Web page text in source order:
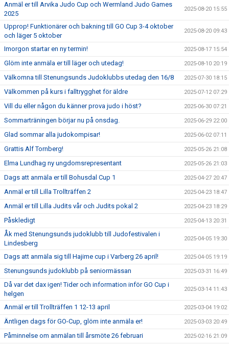
Anmäl er till Arvika Judo Cup och Wermland Judo Games
2025
2025-08-20 15:55
Upprop! Funktionärer och bakning till GO Cup 3-4 oktober
och läger 5 oktober
2025-08-20 09:43
Imorgon startar en ny termin! 2025-08-17 15:54
Glöm inte anmäla er till läger och utedag! 2025-08-10 20:19
Välkomna till Stenungsunds Judoklubbs utedag den 16/8 2025-07-30 18:15
Välkommen på kurs i falltrygghet för äldre 2025-07-12 07:29
Vill du eller någon du känner prova judo i höst? 2025-06-30 07:21
Sommarträningen börjar nu på onsdag. 2025-06-29 22:00
Glad sommar alla judokompisar! 2025-06-02 07:11
Grattis Alf Tornberg! 2025-05-26 21:08
Elma Lundhag ny ungdomsrepresentant 2025-05-26 21:03
Dags att anmäla er till Bohusdal Cup 1 2025-04-27 20:47
Anmäl er till Lilla Trollträffen 2 2025-04-23 18:47
Anmäl er till Lilla Judits vår och Judits pokal 2 2025-04-23 18:29
Påskledigt 2025-04-13 20:31
Åk med Stenungsunds judoklubb till Judofestivalen i
Lindesberg
2025-04-05 19:30
Dags att anmäla sig till Hajime cup i Varberg 26 april! 2025-04-05 19:19
Stenungsunds judoklubb på seniormässan 2025-03-31 16:49
Då var det dax igen! Tider och information inför GO Cup i
helgen
2025-03-14 11:43
Anmäl er till Trollträffen 1 12-13 april 2025-03-04 19:02
Äntligen dags för GO-Cup, glöm inte anmäla er! 2025-03-03 20:49
Påminnelse om anmälan till årsmöte 26 februari 2025-02-16 21:09